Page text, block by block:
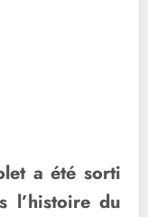
a été sorti
l’histoire du